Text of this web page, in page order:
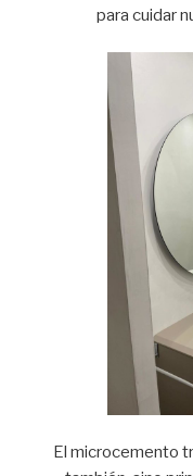
para cuidar
El microcemento